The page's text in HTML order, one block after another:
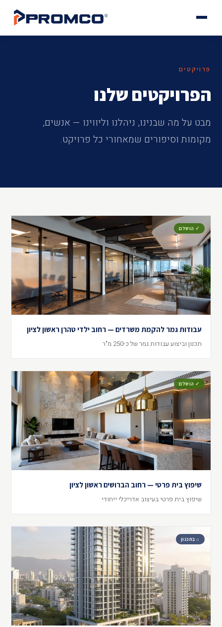
R
פרויקטים
הפרויקטים שלנו
מבט על מה שבנינו, ניהלנו וליווינו — אנשים,
מקומות וסיפורים שמאחורי כל פרויקט.
✓ הושלם
עבודות גמר להקמת משרדים — רחוב ילדי טהרן ראשון לציון
תכנון וביצוע עבודות גמר של כ-250 מ"ר
✓ הושלם
שיפוץ בית פרטי — רחוב הברושים ראשון לציון
שיפוץ בית פרטי בעיצוב אדריכלי ייחודי
◌ בתכנון